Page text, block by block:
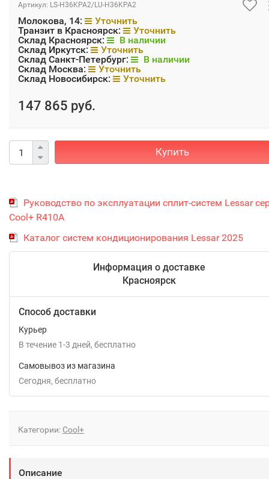
Артикул: LS-H36KPA2/LU-H36KPA2
Молокова, 14:
Уточнить
Транзит в Красноярск:
Уточнить
Склад Красноярск:
В наличии
Склад Иркутск:
Уточнить
Склад Санкт-Петербург:
В наличии
Склад Москва:
Уточнить
Склад Новосибирск:
Уточнить
147 865 руб.
Купить
Руководство по эксплуатации сплит-систем Lessar
Cool+ R410А
Каталог систем кондиционирования Lessar 2025
Информация о доставке
Красноярск
Способ доставки
Курьер
В течение 1-3 дней Бесплатно
Самовывоз из магазина
Сегодня
Бесплатно
Категории: Cool+
Описание